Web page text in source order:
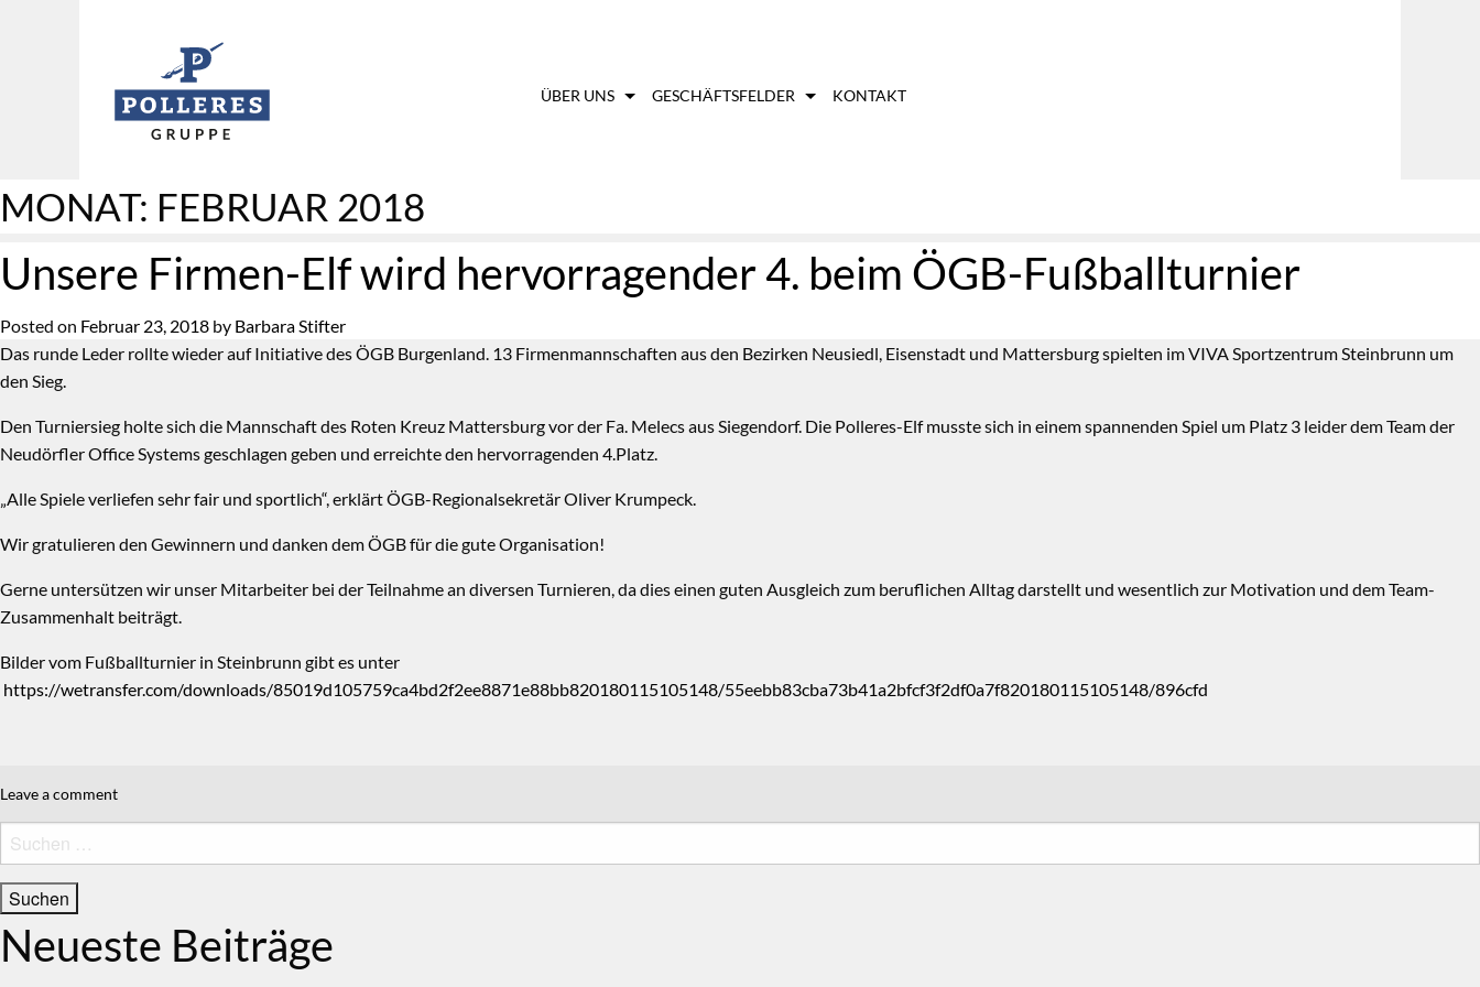
ÜBER UNS GESCHÄFTSFELDER KONTAKT
MONAT: FEBRUAR 2018
Unsere Firmen-Elf wird hervorragender 4. beim ÖGB-Fußballturnier
Posted on Februar 23, 2018 by Barbara Stifter
Das runde Leder rollte wieder auf Initiative des ÖGB Burgenland. 13 Firmenmannschaften aus den Bezirken Neusiedl, Eisenstadt und Mattersburg spielten im VIVA Sportzentrum Steinbrunn um
den Sieg.
Den Turniersieg holte sich die Mannschaft des Roten Kreuz Mattersburg vor der Fa. Melecs aus Siegendorf. Die Polleres-Elf musste sich in einem spannenden Spiel um Platz 3 leider dem Team der
Neudörfler Office Systems geschlagen geben und erreichte den hervorragenden 4.Platz.
„Alle Spiele verliefen sehr fair und sportlich“, erklärt ÖGB-Regionalsekretär Oliver Krumpeck.
Wir gratulieren den Gewinnern und danken dem ÖGB für die gute Organisation!
Gerne untersützen wir unser Mitarbeiter bei der Teilnahme an diversen Turnieren, da dies einen guten Ausgleich zum beruflichen Alltag darstellt und wesentlich zur Motivation und dem Team-
Zusammenhalt beiträgt.
Bilder vom Fußballturnier in Steinbrunn gibt es unter
https://wetransfer.com/downloads/85019d105759ca4bd2f2ee8871e88bb820180115105148/55eebb83cba73b41a2bfcf3f2df0a7f820180115105148/896cfd
Leave a comment
Suchen
nach:
Neueste Beiträge